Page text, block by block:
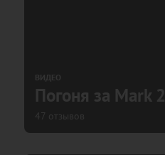
ВИДЕО
Погоня за Mark 2
47 отзывов